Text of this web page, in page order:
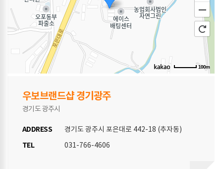
100m
우보브랜드샵 경기광주
경기도 광주시
ADDRESS 경기도 광주시 포은대로 442-18 (추자동)
TEL 031-766-4606